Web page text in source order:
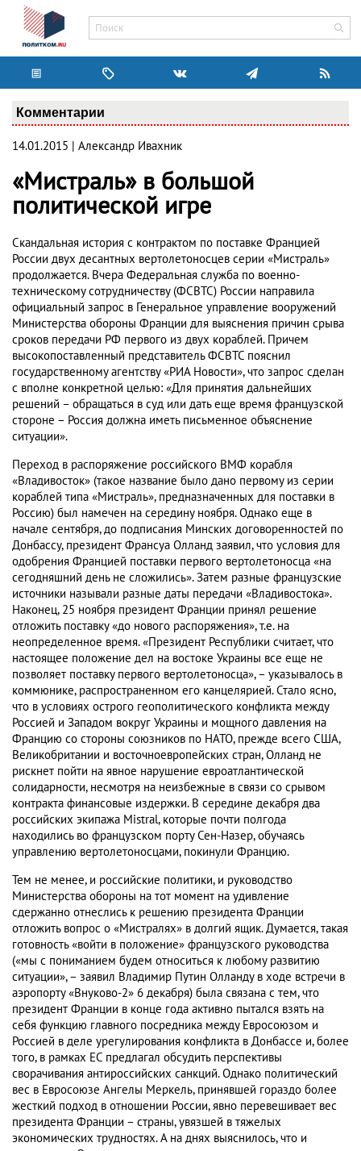
Комментарии
14.01.2015 | Александр Ивахник
«Мистраль» в большой
политической игре
Скандальная история с контрактом по поставке Францией
России двух десантных вертолетоносцев серии «Мистраль»
продолжается. Вчера Федеральная служба по военно-
техническому сотрудничеству (ФСВТС) России направила
официальный запрос в Генеральное управление вооружений
Министерства обороны Франции для выяснения причин срыва
сроков передачи РФ первого из двух кораблей. Причем
высокопоставленный представитель ФСВТС пояснил
государственному агентству «РИА Новости», что запрос сделан
с вполне конкретной целью: «Для принятия дальнейших
решений – обращаться в суд или дать еще время французской
стороне – Россия должна иметь письменное объяснение
ситуации».
Переход в распоряжение российского ВМФ корабля
«Владивосток» (такое название было дано первому из серии
кораблей типа «Мистраль», предназначенных для поставки в
Россию) был намечен на середину ноября. Однако еще в
начале сентября, до подписания Минских договоренностей по
Донбассу, президент Франсуа Олланд заявил, что условия для
одобрения Францией поставки первого вертолетоносца «на
сегодняшний день не сложились». Затем разные французские
источники называли разные даты передачи «Владивостока».
Наконец, 25 ноября президент Франции принял решение
отложить поставку «до нового распоряжения», т.е. на
неопределенное время. «Президент Республики считает, что
настоящее положение дел на востоке Украины все еще не
позволяет поставку первого вертолетоносца», – указывалось в
коммюнике, распространенном его канцелярией. Стало ясно,
что в условиях острого геополитического конфликта между
Россией и Западом вокруг Украины и мощного давления на
Францию со стороны союзников по НАТО, прежде всего США,
Великобритании и восточноевропейских стран, Олланд не
рискнет пойти на явное нарушение евроатлантической
солидарности, несмотря на неизбежные в связи со срывом
контракта финансовые издержки. В середине декабря два
российских экипажа Mistral, которые почти полгода
находились во французском порту Сен-Назер, обучаясь
управлению вертолетоносцами, покинули Францию.
Тем не менее, и российские политики, и руководство
Министерства обороны на тот момент на удивление
сдержанно отнеслись к решению президента Франции
отложить вопрос о «Мистралях» в долгий ящик. Думается, такая
готовность «войти в положение» французского руководства
(«мы с пониманием будем относиться к любому развитию
ситуации», – заявил Владимир Путин Олланду в ходе встречи в
аэропорту «Внуково-2» 6 декабря) была связана с тем, что
президент Франции в конце года активно пытался взять на
себя функцию главного посредника между Евросоюзом и
Россией в деле урегулирования конфликта в Донбассе и, более
того, в рамках ЕС предлагал обсудить перспективы
сворачивания антироссийских санкций. Однако политический
вес в Евросоюзе Ангелы Меркель, принявшей гораздо более
жесткий подход в отношении России, явно перевешивает вес
президента Франции – страны, увязшей в тяжелых
экономических трудностях. А на днях выяснилось, что и